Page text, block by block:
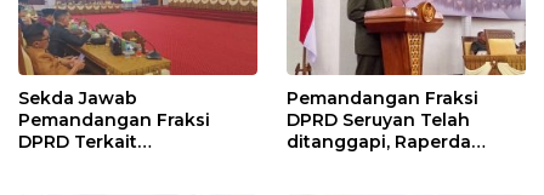
Sekda Jawab
Pemandangan Fraksi
DPRD Terkait
Pemandangan Fraksi
DPRD Seruyan Telah
ditanggapi, Raperda